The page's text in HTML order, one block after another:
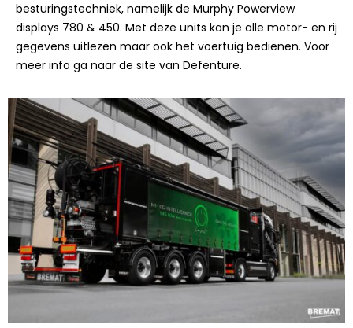
besturingstechniek, namelijk de Murphy Powerview
displays 780 & 450. Met deze units kan je alle motor- en rij
gegevens uitlezen maar ook het voertuig bedienen. Voor
meer info ga naar de site van Defenture.